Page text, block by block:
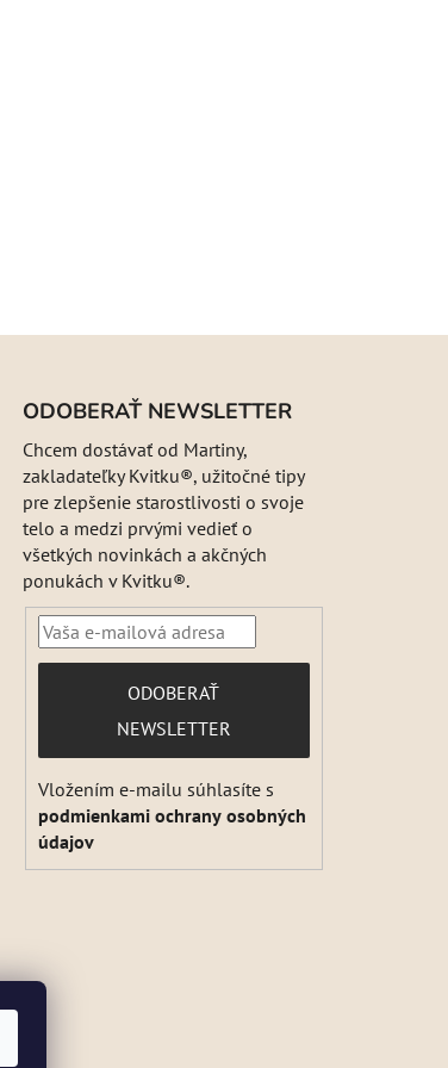
ODOBERAŤ NEWSLETTER
Chcem dostávať od Martiny,
zakladateľky Kvitku®, užitočné tipy
pre zlepšenie starostlivosti o svoje
telo a medzi prvými vedieť o
všetkých novinkách a akčných
ponukách v Kvitku®.
PRIHLÁSIŤ
SA
ODOBERAŤ
NEWSLETTER
Vložením e-mailu súhlasíte s
podmienkami ochrany osobných
údajov